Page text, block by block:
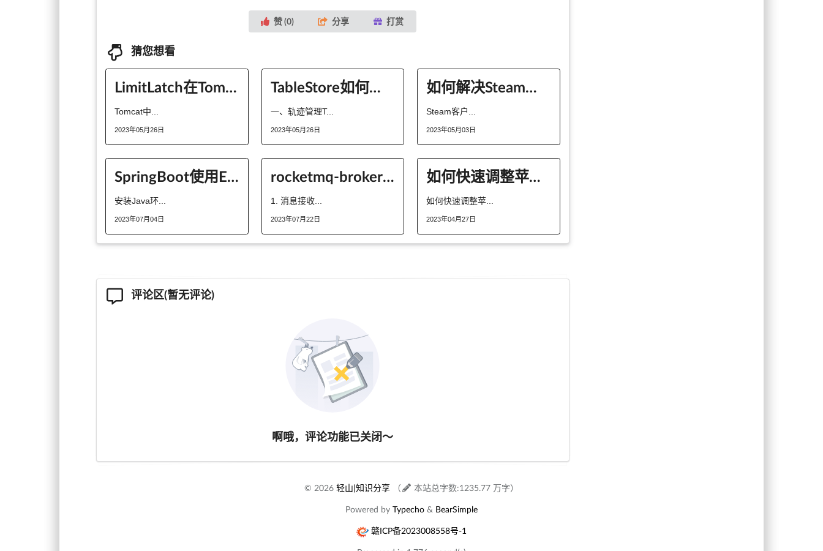
赞 (0) 分享 打赏
猜您想看
LimitLatch在Tomcat 中的应用是怎样的
Tomcat中...
2023年05月26日
TableStore如何轻松实现轨迹管理与地理围栏
一、轨迹管理T...
2023年05月26日
如何解决Steam客户端无法连接到互联网的问题？
Steam客户...
2023年05月03日
SpringBoot使用ELK日志收集中如何进行Logstash 安装
安装Java环...
2023年07月04日
rocketmq-broker接受消息流程是怎么样的
1. 消息接收...
2023年07月22日
如何快速调整苹果手机的音量？
如何快速调整苹...
2023年04月27日
评论区(暂无评论)
啊哦，评论功能已关闭～
© 2026轻山|知识分享 （ 本站总字数:1235.77 万字）
Powered by Typecho & BearSimple
赣ICP备2023008558号-1